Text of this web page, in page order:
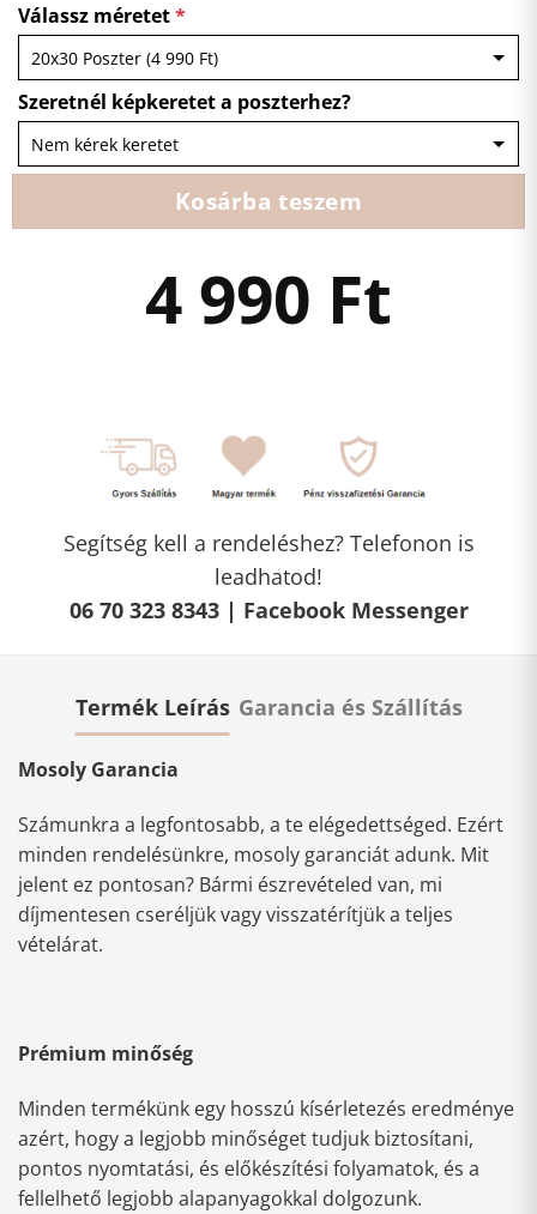
Válassz méretet*
Szeretnél képkeretet a poszterhez?
Kosárba teszem
4 990 Ft
Segítség kell a rendeléshez? Telefonon is
leadhatod!
06 70 323 8343 | Facebook Messenger
Termék Leírás Garancia és Szállítás
Mosoly Garancia
Számunkra a legfontosabb, a te elégedettséged. Ezért
minden rendelésünkre, mosoly garanciát adunk. Mit
jelent ez pontosan? Bármi észrevételed van, mi
díjmentesen cseréljük vagy visszatérítjük a teljes
vételárat.
Prémium minőség
Minden termékünk egy hosszú kísérletezés eredménye
azért, hogy a legjobb minőséget tudjuk biztosítani,
pontos nyomtatási, és előkészítési folyamatok, és a
fellelhető legjobb alapanyagokkal dolgozunk.